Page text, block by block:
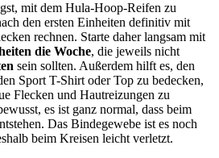
mit dem Hula-Hoop-Reifen zu
den ersten Einheiten definitiv mit
rechnen. Starte daher langsam mit
die Woche, die jeweils nicht
sein sollten. Außerdem hilft es, den
Sport T-Shirt oder Top zu bedecken,
Flecken und Hautreizungen zu
es ist ganz normal, dass beim
Das Bindegewebe ist es noch
beim Kreisen leicht verletzt.